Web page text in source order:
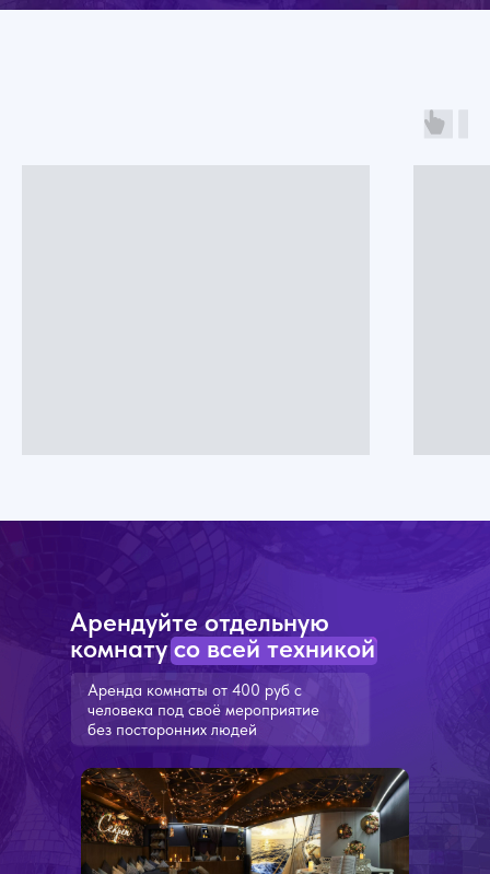
Аренда комнаты от 400 руб с
человека под своё мероприятие
без посторонних людей
Арендуйте отдельную
комнату со всей техникой